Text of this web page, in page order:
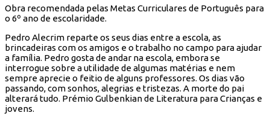
Obra recomendada pelas Metas Curriculares de Português para
o 6º ano de escolaridade.
Pedro Alecrim reparte os seus dias entre a escola, as
brincadeiras com os amigos e o trabalho no campo para ajudar
a família. Pedro gosta de andar na escola, embora se
interrogue sobre a utilidade de algumas matérias e nem
sempre aprecie o feitio de alguns professores. Os dias vão
passando, com sonhos, alegrias e tristezas. A morte do pai
alterará tudo. Prémio Gulbenkian de Literatura para Crianças e
jovens.